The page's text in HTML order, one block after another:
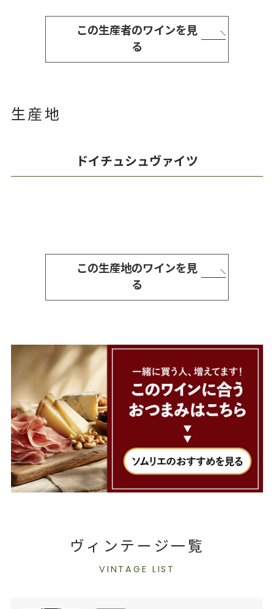
この生産者のワインを見
る
生産地
ドイチュシュヴァイツ
この生産地のワインを見
る
ヴィンテージ一覧
VINTAGE LIST